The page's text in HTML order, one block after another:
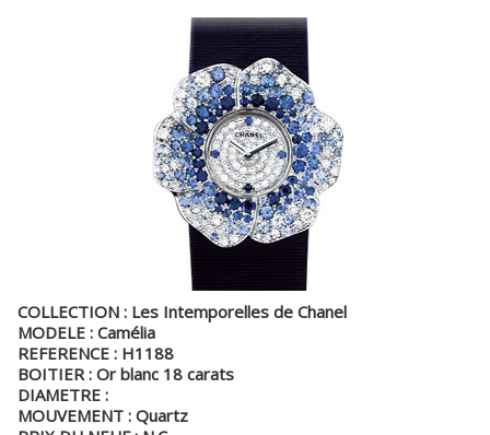
COLLECTION : Les Intemporelles de Chanel
MODELE : Camélia
REFERENCE : H1188
BOITIER : Or blanc 18 carats
DIAMETRE :
MOUVEMENT : Quartz